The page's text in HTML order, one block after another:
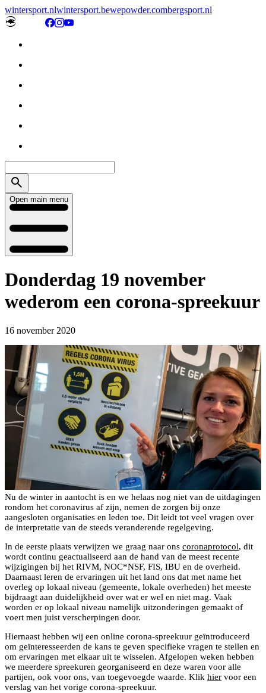
wintersport.nlwintersport.bewepowder.combergsport.nl
Open main menu
Donderdag 19 november
wederom een corona-spreekuur
16 november 2020
Nu de winter in aantocht is en we helaas nog niet van de uitdagingen
rondom het coronavirus af zijn, nemen de zorgen bij onze
aangesloten organisaties en leden toe. Dit leidt tot veel vragen over
de interpretatie van de steeds veranderende regelgeving.
In de eerste plaats verwijzen we graag naar ons coronaprotocol, dit
wordt continu geactualiseerd aan de hand van de meest recente
wijzigingen bij het RIVM, NOC*NSF, FIS, IBU en de overheid.
Daarnaast leren de ervaringen uit het land ons dat met name het
overleg op lokaal niveau (gemeente, lokale overheden) het meeste
bijdraagt aan duidelijkheid over wat er wel en niet mag. Vaak
worden er op lokaal niveau namelijk uitzonderingen gemaakt of
voert men juist verscherpingen door.
Hiernaast hebben wij een online corona-spreekuur geïntroduceerd
om geïnteresseerden de kans te geven specifieke vragen te stellen en
om ervaringen met elkaar uit te wisselen. Afgelopen weken hebben
we meerdere spreekuren georganiseerd en deze waren voor alle
partijen, ook voor ons, van toegevoegde waarde. Klik hier voor een
verslag van het vorige corona-spreekuur.